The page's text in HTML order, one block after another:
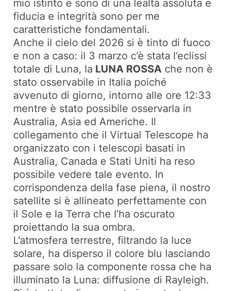
mio istinto e sono di una lealtà assoluta e
fiducia e integrità sono per me
caratteristiche fondamentali.
Anche il cielo del 2026 si è tinto di fuoco
e non a caso: il 3 marzo c’è stata l’eclissi
totale di Luna, la LUNA ROSSA che non è
stato osservabile in Italia poiché
avvenuto di giorno, intorno alle ore 12:33
mentre è stato possibile osservarla in
Australia, Asia ed Americhe. Il
collegamento che il Virtual Telescope ha
organizzato con i telescopi basati in
Australia, Canada e Stati Uniti ha reso
possibile vedere tale evento. In
corrispondenza della fase piena, il nostro
satellite si è allineato perfettamente con
il Sole e la Terra che l’ha oscurato
proiettando la sua ombra.
L’atmosfera terrestre, filtrando la luce
solare, ha disperso il colore blu lasciando
passare solo la componente rossa che ha
illuminato la Luna: diffusione di Rayleigh.